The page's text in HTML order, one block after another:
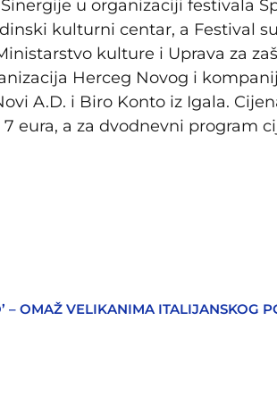
u organizaciji festivala
kulturni centar, a Festival
kulture i Uprava za
Herceg Novog i
A.D. i Biro Konto iz Igala.
eura, a za dvodnevni program
– OMAŽ VELIKANIMA ITALIJANSKOG